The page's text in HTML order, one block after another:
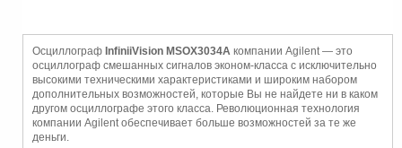
Осциллограф InfiniiVision MSOX3034A компании Agilent — это
осциллограф смешанных сигналов эконом-класса с исключительно
высокими техническими характеристиками и широким набором
дополнительных возможностей, которые Вы не найдете ни в каком
другом осциллографе этого класса. Революционная технология
компании Agilent обеспечивает больше возможностей за те же
деньги.